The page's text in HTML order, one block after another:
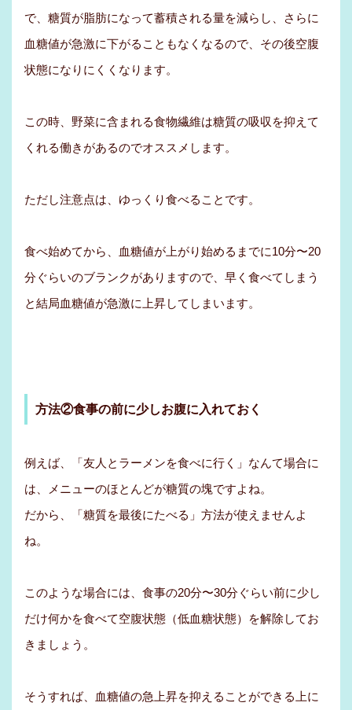
で、糖質が脂肪になって蓄積される量を減らし、さらに
血糖値が急激に下がることもなくなるので、その後空腹
状態になりにくくなります。
この時、野菜に含まれる食物繊維は糖質の吸収を抑えて
くれる働きがあるのでオススメします。
ただし注意点は、ゆっくり食べることです。
食べ始めてから、血糖値が上がり始めるまでに10分〜20
分ぐらいのブランクがありますので、早く食べてしまう
と結局血糖値が急激に上昇してしまいます。
方法②食事の前に少しお腹に入れておく
例えば、「友人とラーメンを食べに行く」なんて場合に
は、メニューのほとんどが糖質の塊ですよね。
だから、「糖質を最後にたべる」方法が使えませんよ
ね。
このような場合には、食事の20分〜30分ぐらい前に少し
だけ何かを食べて空腹状態（低血糖状態）を解除してお
きましょう。
そうすれば、血糖値の急上昇を抑えることができる上に